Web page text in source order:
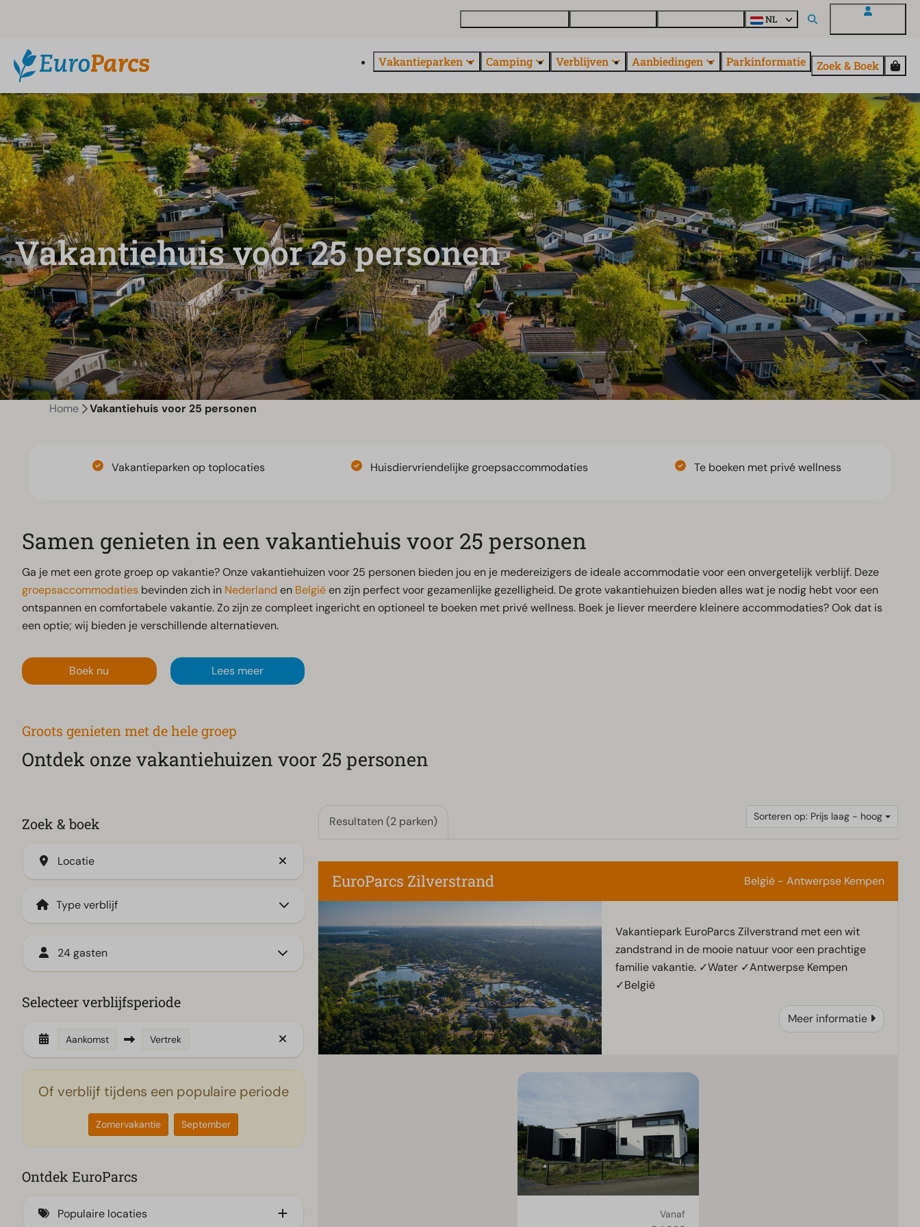
NL
Vakantieparken Camping Verblijven Aanbiedingen Parkinformatie Zoek & Boek
Vakantiehuis voor 25 personen
Home Vakantiehuis voor 25 personen
Vakantieparken op toplocaties Huisdiervriendelijke groepsaccommodaties Te boeken met privé wellness
Samen genieten in een vakantiehuis voor 25 personen
Ga je met een grote groep op vakantie? Onze vakantiehuizen voor 25 personen bieden jou en je medereizigers de ideale accommodatie voor een onvergetelijk verblijf. Deze
groepsaccommodaties bevinden zich in Nederlanden Belgiëen zijn perfect voor gezamenlijke gezelligheid. De grote vakantiehuizen bieden alles wat je nodig hebt voor een
ontspannen en comfortabele vakantie. Zo zijn ze compleet ingericht en optioneel te boeken met privé wellness. Boek je liever meerdere kleinere accommodaties? Ook dat is
een optie; wij bieden je verschillende alternatieven.
Boek nu Lees meer
Groots genieten met de hele groep
Ontdek onze vakantiehuizen voor 25 personen
Zoek & boek
Locatie
24 gasten
Selecteer verblijfsperiode
Aankomst Vertrek
Of verblijf tijdens een populaire periode
Zomervakantie September
Ontdek EuroParcs
Populaire locaties
Sorteren op: Prijs laag - hoog
Resultaten (2 parken)
EuroParcs Zilverstrand België - Antwerpse Kempen
Vakantiepark EuroParcs Zilverstrand met een wit
zandstrand in de mooie natuur voor een prachtige
familie vakantie. ✓Water ✓Antwerpse Kempen
✓België
Meer informatie
Vanaf